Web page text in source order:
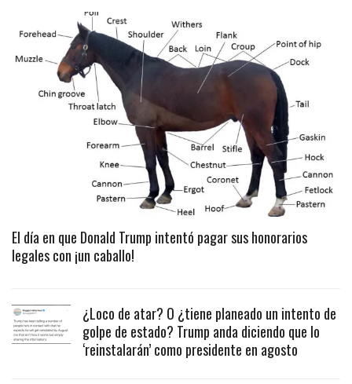
El día en que Donald Trump intentó pagar sus honorarios
legales con ¡un caballo!
¿Loco de atar? O ¿tiene planeado un intento de
golpe de estado? Trump anda diciendo que lo
‘reinstalarán’ como presidente en agosto